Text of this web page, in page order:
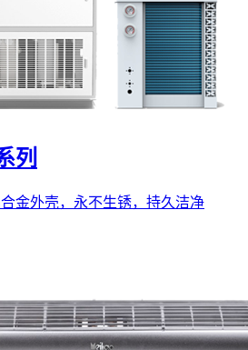
列
金外壳，永不生锈，持久洁净